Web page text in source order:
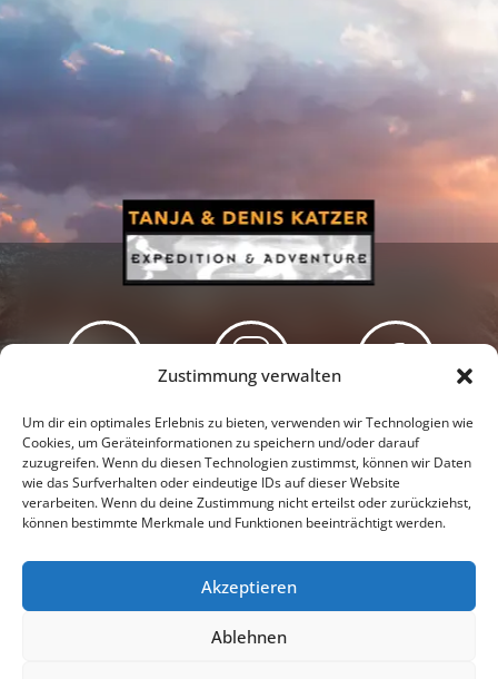
Zustimmung verwalten
Um dir ein optimales Erlebnis zu bieten, verwenden wir Technologien wie
Cookies, um Geräteinformationen zu speichern und/oder darauf
zuzugreifen. Wenn du diesen Technologien zustimmst, können wir Daten
wie das Surfverhalten oder eindeutige IDs auf dieser Website
verarbeiten. Wenn du deine Zustimmung nicht erteilst oder zurückziehst,
können bestimmte Merkmale und Funktionen beeinträchtigt werden.
Akzeptieren
Ablehnen
Newsletter Podcast Facebook
Datenschutzerklärung